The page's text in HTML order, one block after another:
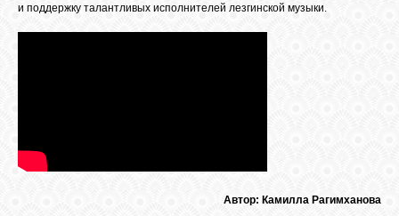
ВОПРОСЫ /
и поддержку талантливых исполнителей лезгинской музыки.
Автор: Камилла Рагимханова